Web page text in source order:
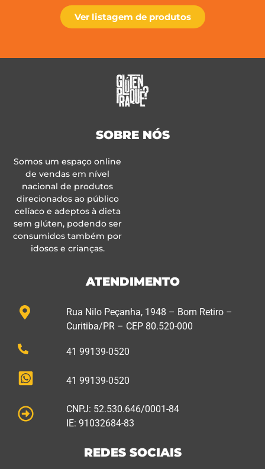
Ver listagem de produtos
SOBRE NÓS
Somos um espaço online
de vendas em nível
nacional de produtos
direcionados ao público
celíaco e adeptos à dieta
sem glúten, podendo ser
consumidos também por
idosos e crianças.
ATENDIMENTO
Rua Nilo Peçanha, 1948 – Bom Retiro –
Curitiba/PR – CEP 80.520-000
41 99139-0520
41 99139-0520
CNPJ: 52.530.646/0001-84
IE: 91032684-83
REDES SOCIAIS